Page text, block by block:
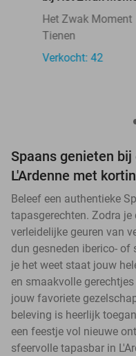
Het Zwak Moment
Tienen
Verkocht: 42
Spaans genieten
L'Ardenne met
Beleef een authentieke
tapasgerechten. Zodra
verleidelijke geuren van
dun gesneden iberico- of
je het weet staat jouw
en smaakvolle
jouw favoriete
beleving is heerlijk
een feestje vol nieuwe
sfeervolle tapasbar in